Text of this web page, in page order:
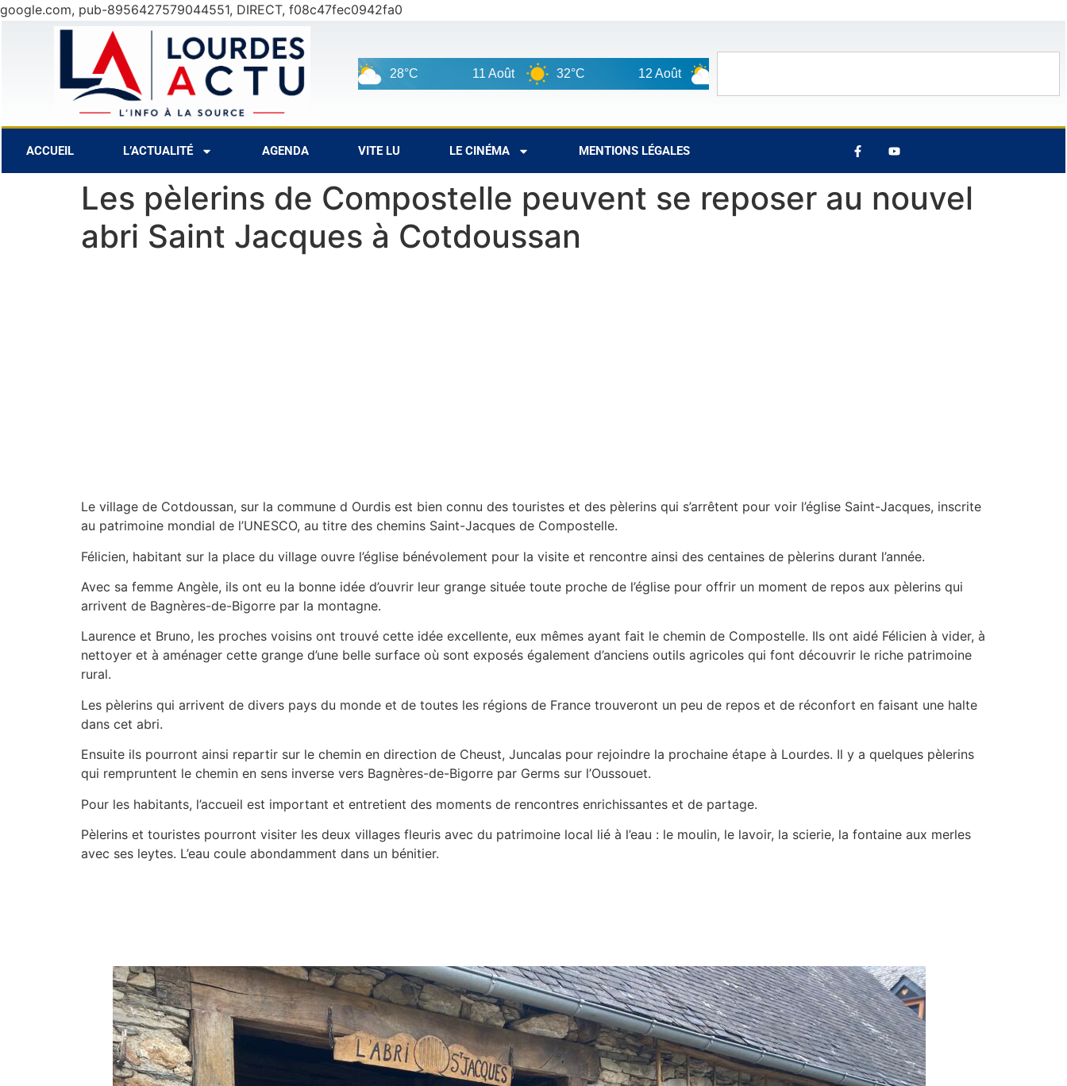
google.com, pub-8956427579044551, DIRECT, f08c47fec0942fa0
9 Août 30°C 10 Août 28°C 11 Août 32°C 12 Août 29°C
ACCUEIL L’ACTUALITÉ AGENDA VITE LU LE CINÉMA MENTIONS LÉGALES
Les pèlerins de Compostelle peuvent se reposer au nouvel
abri Saint Jacques à Cotdoussan
Le village de Cotdoussan, sur la commune d Ourdis est bien connu des touristes et des pèlerins qui s’arrêtent pour voir l’église Saint-Jacques, inscrite
au patrimoine mondial de l’UNESCO, au titre des chemins Saint-Jacques de Compostelle.
Félicien, habitant sur la place du village ouvre l’église bénévolement pour la visite et rencontre ainsi des centaines de pèlerins durant l’année.
Avec sa femme Angèle, ils ont eu la bonne idée d’ouvrir leur grange située toute proche de l’église pour offrir un moment de repos aux pèlerins qui
arrivent de Bagnères-de-Bigorre par la montagne.
Laurence et Bruno, les proches voisins ont trouvé cette idée excellente, eux mêmes ayant fait le chemin de Compostelle. Ils ont aidé Félicien à vider, à
nettoyer et à aménager cette grange d’une belle surface où sont exposés également d’anciens outils agricoles qui font découvrir le riche patrimoine
rural.
Les pèlerins qui arrivent de divers pays du monde et de toutes les régions de France trouveront un peu de repos et de réconfort en faisant une halte
dans cet abri.
Ensuite ils pourront ainsi repartir sur le chemin en direction de Cheust, Juncalas pour rejoindre la prochaine étape à Lourdes. Il y a quelques pèlerins
qui rempruntent le chemin en sens inverse vers Bagnères-de-Bigorre par Germs sur l’Oussouet.
Pour les habitants, l’accueil est important et entretient des moments de rencontres enrichissantes et de partage.
Pèlerins et touristes pourront visiter les deux villages fleuris avec du patrimoine local lié à l’eau : le moulin, le lavoir, la scierie, la fontaine aux merles
avec ses leytes. L’eau coule abondamment dans un bénitier.